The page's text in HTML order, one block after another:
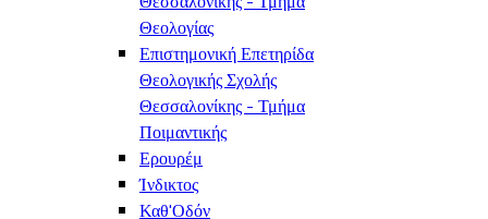
Θεολογίας
Επιστημονική Επετηρίδα
Θεολογικής Σχολής
Θεσσαλονίκης - Τμήμα
Ποιμαντικής
Ερουρέμ
Ίνδικτος
Καθ'Οδόν